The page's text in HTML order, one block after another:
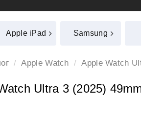
Apple iPad Samsung
Apple Watch Apple Watch
Ultra 3 (2025)